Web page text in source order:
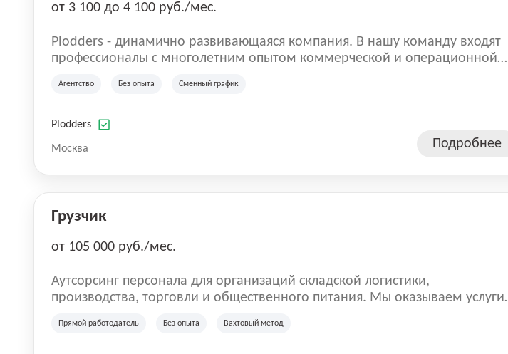
от 3 100 до 4 100 руб./мес.
Plodders - динамично развивающаяся компания. В нашу команду входят
профессионалы с многолетним опытом коммерческой и операционной
быть уверенными в надлежащем качестве оказываемых услуг.
Агентство Без опыта Сменный график
Plodders
Москва Подробнее
Грузчик
от 105 000 руб./мес.
Аутсорсинг персонала для организаций складской логистики,
производства, торговли и общественного питания. Мы оказываем услуги
на рынке с 2016 года. Самая главная цель для нас — собрать качественную
Прямой работодатель Без опыта Вахтовый метод